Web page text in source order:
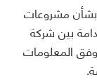
بشأن مشروعات
بين شركة
وفق المعلومات